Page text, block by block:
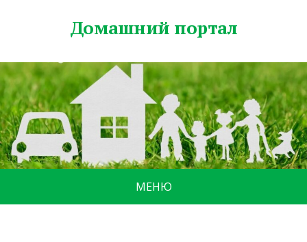
Домашний портал
МЕНЮ